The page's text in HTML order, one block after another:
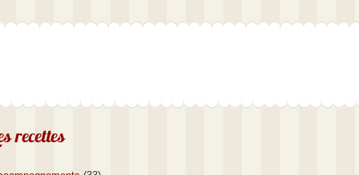
recettes